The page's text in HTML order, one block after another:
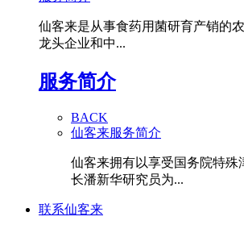
仙客来是从事食药用菌研育产销的
龙头企业和中...
服务简介
BACK
仙客来服务简介
仙客来拥有以享受国务院特殊
长潘新华研究员为...
联系仙客来